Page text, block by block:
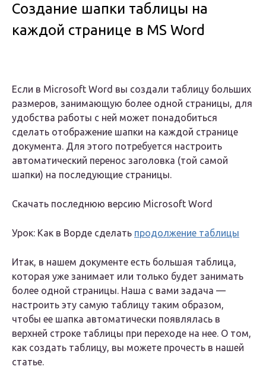
Создание шапки таблицы на
каждой странице в MS Word
Если в Microsoft Word вы создали таблицу больших
размеров, занимающую более одной страницы, для
удобства работы с ней может понадобиться
сделать отображение шапки на каждой странице
документа. Для этого потребуется настроить
автоматический перенос заголовка (той самой
шапки) на последующие страницы.
Скачать последнюю версию Microsoft Word
Урок: Как в Ворде сделать продолжение таблицы
Итак, в нашем документе есть большая таблица,
которая уже занимает или только будет занимать
более одной страницы. Наша с вами задача —
настроить эту самую таблицу таким образом,
чтобы ее шапка автоматически появлялась в
верхней строке таблицы при переходе на нее. О том,
как создать таблицу, вы можете прочесть в нашей
статье.